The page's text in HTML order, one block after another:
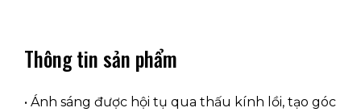
Thông tin sản phẩm
• Ánh sáng được hội tụ qua thấu kính lồi, tạo góc